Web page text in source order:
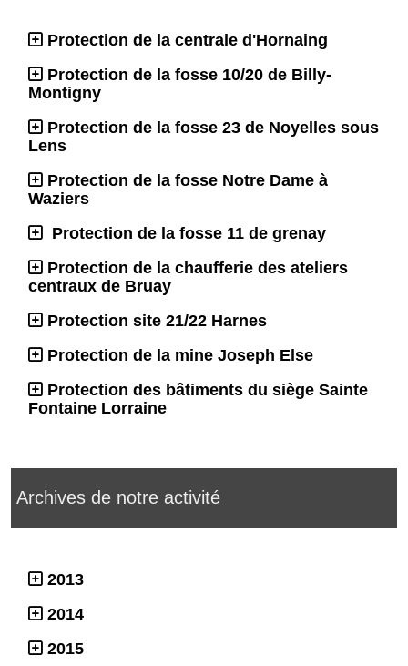
Protection de la centrale d'Hornaing
Protection de la fosse 10/20 de Billy-
Montigny
Protection de la fosse 23 de Noyelles sous
Lens
Protection de la fosse Notre Dame à
Waziers
Protection de la fosse 11 de grenay
Protection de la chaufferie des ateliers
centraux de Bruay
Protection site 21/22 Harnes
Protection de la mine Joseph Else
Protection des bâtiments du siège Sainte
Fontaine Lorraine
Archives de notre activité
2013
2014
2015